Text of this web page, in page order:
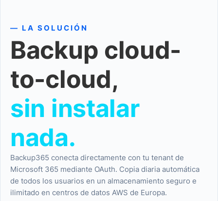
— LA SOLUCIÓN
Backup cloud-
to-cloud,
sin instalar
nada.
Backup365 conecta directamente con tu tenant de
Microsoft 365 mediante OAuth. Copia diaria automática
de todos los usuarios en un almacenamiento seguro e
ilimitado en centros de datos AWS de Europa.